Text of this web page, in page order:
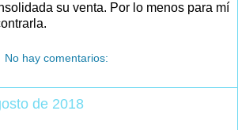
su venta. Por lo menos para mí
No hay comentarios:
de 2018